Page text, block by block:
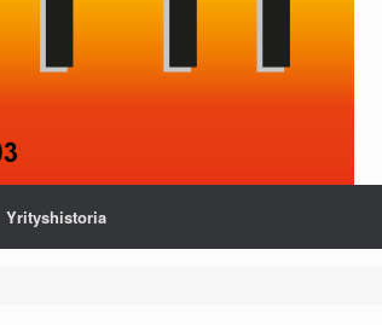
Yrityshistoria